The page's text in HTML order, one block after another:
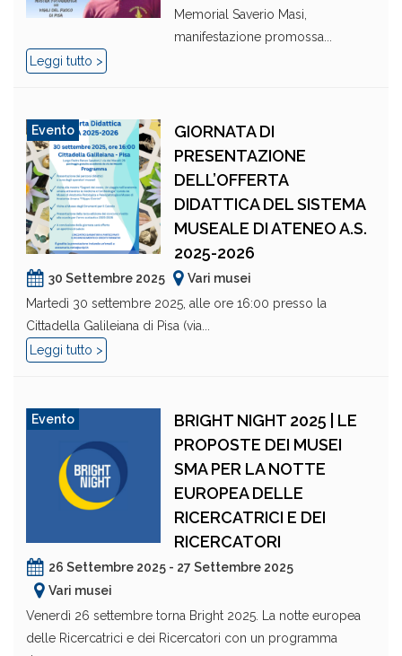
Memorial Saverio Masi,
manifestazione promossa...
Leggi tutto >
Evento
GIORNATA DI
PRESENTAZIONE
DELL’OFFERTA
DIDATTICA DEL SISTEMA
MUSEALE DI ATENEO A.S.
2025-2026
30 Settembre 2025
Vari musei
Martedì 30 settembre 2025, alle ore 16:00 presso la
Cittadella Galileiana di Pisa (via...
Leggi tutto >
Evento
BRIGHT NIGHT 2025 | LE
PROPOSTE DEI MUSEI
SMA PER LA NOTTE
EUROPEA DELLE
RICERCATRICI E DEI
RICERCATORI
26 Settembre 2025 - 27 Settembre 2025
Vari musei
Venerdì 26 settembre torna Bright 2025. La notte europea
delle Ricercatrici e dei Ricercatori con un programma